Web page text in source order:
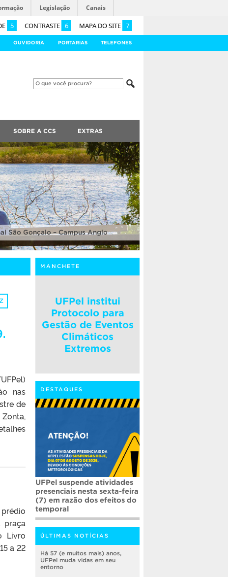
5 CONTRASTE 6 MAPA DO SITE 7
Legislação Canais
OUVIDORIA PORTARIAS TELEFONES
SOBRE A CCS EXTRAS
São Gonçalo – Campus Anglo
nas
de
praça
Livro
a 22
MANCHETE
UFPel institui
Protocolo para
Gestão de Eventos
Climáticos
Extremos
DESTAQUES
UFPel suspende atividades
presenciais nesta sexta-feira
(7) em razão dos efeitos do
temporal
ÚLTIMAS NOTÍCIAS
Há 57 (e muitos mais) anos,
UFPel muda vidas em seu
entorno